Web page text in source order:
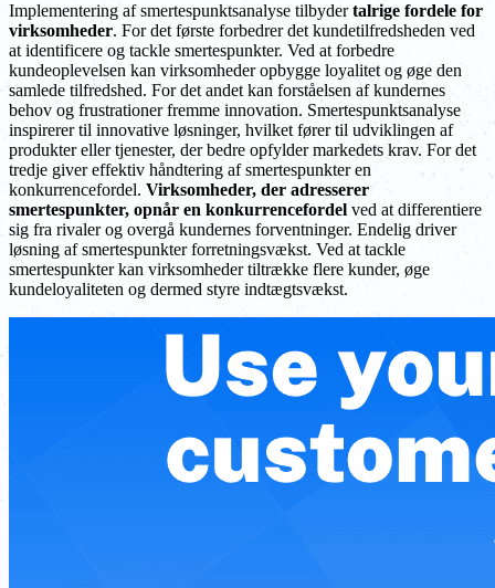
Implementering af smertespunktsanalyse tilbydertalrige fordele for
virksomheder. For det første forbedrer det kundetilfredsheden ved
at identificere og tackle smertespunkter. Ved at forbedre
kundeoplevelsen kan virksomheder opbygge loyalitet og øge den
samlede tilfredshed. For det andet kan forståelsen af kundernes
behov og frustrationer fremme innovation. Smertespunktsanalyse
inspirerer til innovative løsninger, hvilket fører til udviklingen af
produkter eller tjenester, der bedre opfylder markedets krav. For det
tredje giver effektiv håndtering af smertespunkter en
konkurrencefordel. Virksomheder, der adresserer
smertespunkter, opnår en konkurrencefordel ved at differentiere
sig fra rivaler og overgå kundernes forventninger. Endelig driver
løsning af smertespunkter forretningsvækst. Ved at tackle
smertespunkter kan virksomheder tiltrække flere kunder, øge
kundeloyaliteten og dermed styre indtægtsvækst.